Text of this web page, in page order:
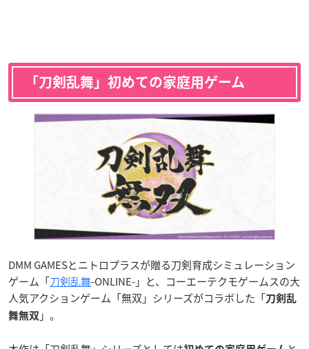
「刀剣乱舞」初めての家庭用ゲーム
DMM GAMESとニトロプラスが贈る刀剣育成シミュレーション
ゲーム「刀剣乱舞-ONLINE-」と、コーエーテクモゲームスの大
人気アクションゲーム「無双」シリーズがコラボした「刀剣乱
舞無双 」。